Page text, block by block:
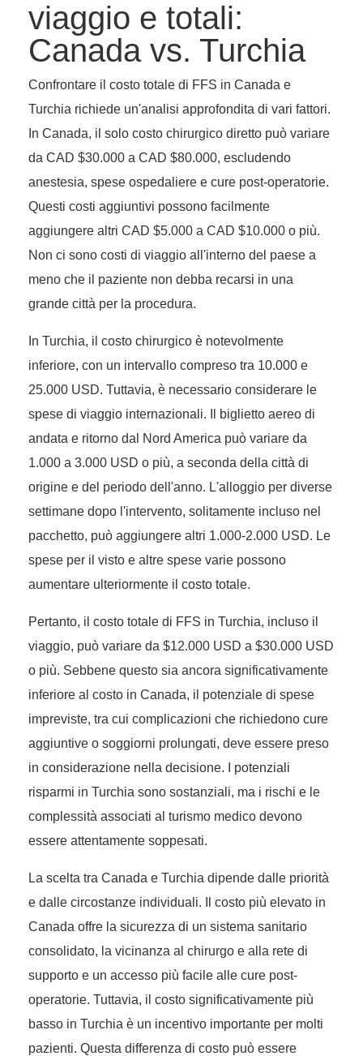
viaggio e totali:
Canada vs. Turchia
Confrontare il costo totale di FFS in Canada e
Turchia richiede un'analisi approfondita di vari fattori.
In Canada, il solo costo chirurgico diretto può variare
da CAD $30.000 a CAD $80.000, escludendo
anestesia, spese ospedaliere e cure post-operatorie.
Questi costi aggiuntivi possono facilmente
aggiungere altri CAD $5.000 a CAD $10.000 o più.
Non ci sono costi di viaggio all'interno del paese a
meno che il paziente non debba recarsi in una
grande città per la procedura.
In Turchia, il costo chirurgico è notevolmente
inferiore, con un intervallo compreso tra 10.000 e
25.000 USD. Tuttavia, è necessario considerare le
spese di viaggio internazionali. Il biglietto aereo di
andata e ritorno dal Nord America può variare da
1.000 a 3.000 USD o più, a seconda della città di
origine e del periodo dell'anno. L'alloggio per diverse
settimane dopo l'intervento, solitamente incluso nel
pacchetto, può aggiungere altri 1.000-2.000 USD. Le
spese per il visto e altre spese varie possono
aumentare ulteriormente il costo totale.
Pertanto, il costo totale di FFS in Turchia, incluso il
viaggio, può variare da $12.000 USD a $30.000 USD
o più. Sebbene questo sia ancora significativamente
inferiore al costo in Canada, il potenziale di spese
impreviste, tra cui complicazioni che richiedono cure
aggiuntive o soggiorni prolungati, deve essere preso
in considerazione nella decisione. I potenziali
risparmi in Turchia sono sostanziali, ma i rischi e le
complessità associati al turismo medico devono
essere attentamente soppesati.
La scelta tra Canada e Turchia dipende dalle priorità
e dalle circostanze individuali. Il costo più elevato in
Canada offre la sicurezza di un sistema sanitario
consolidato, la vicinanza al chirurgo e alla rete di
supporto e un accesso più facile alle cure post-
operatorie. Tuttavia, il costo significativamente più
basso in Turchia è un incentivo importante per molti
pazienti. Questa differenza di costo può essere